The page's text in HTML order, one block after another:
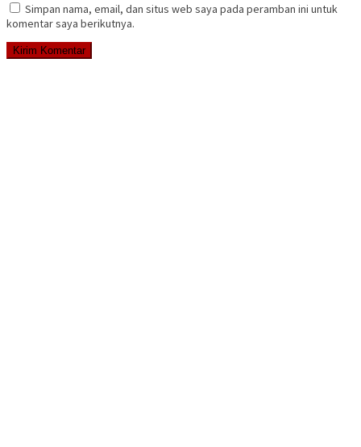
Simpan nama, email, dan situs web saya pada peramban ini untuk
komentar saya berikutnya.